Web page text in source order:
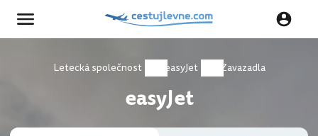
Letecká společnost easyJet Zavazadla
easyJet